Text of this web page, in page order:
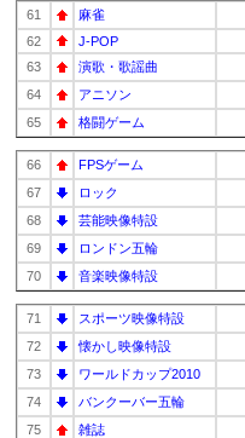
61 麻雀
62
J-POP
63
演歌・歌謡曲
64
アニソン
65
格闘ゲーム
66 FPSゲーム
67
ロック
68
芸能映像特設
69
ロンドン五輪
70
音楽映像特設
71 スポーツ映像特設
72
懐かし映像特設
73
ワールドカップ2010
74
バンクーバー五輪
75
雑誌